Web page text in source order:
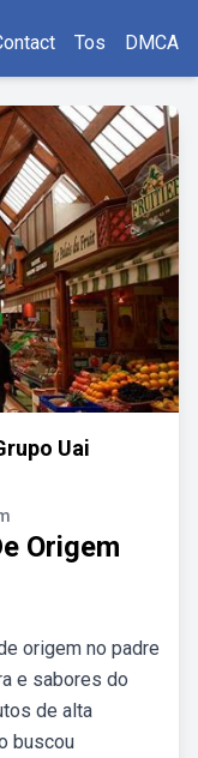
Tos DMCA
Uai
Origem
origem no padre
e sabores do
de alta
buscou